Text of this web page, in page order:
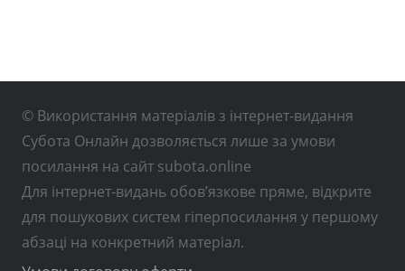
© Використання матеріалів з інтернет-видання
Субота Онлайн дозволяється лише за умови
посилання на сайт subota.online
Для інтернет-видань обов’язкове пряме, відкрите
для пошукових систем гіперпосилання у першому
абзаці на конкретний матеріал.